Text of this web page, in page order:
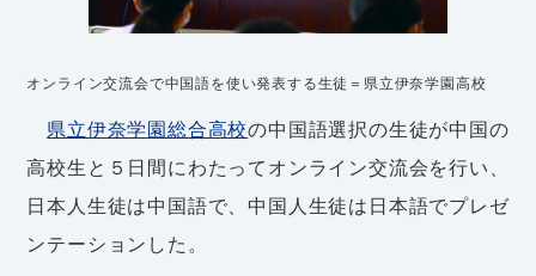
オンライン交流会で中国語を使い発表する生徒＝県立伊奈学園高校
県立伊奈学園総合高校の中国語選択の生徒が中国の
高校生と５日間にわたってオンライン交流会を行い、
日本人生徒は中国語で、中国人生徒は日本語でプレゼ
ンテーションした。